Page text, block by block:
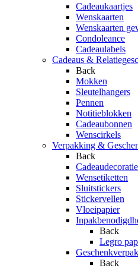
Cadeaukaartjes
Wenskaarten
Wenskaarten
Condoleance
Cadeaulabels
Cadeaus &
Back
Mokken
Sleutelhangers
Pennen
Notitieblokken
Cadeaubonnen
Wenscirkels
Verpakking &
Back
Cadeaudecoratie
Wensetiketten
Sluitstickers
Stickervellen
Vloeipapier
Back
Legro
Back